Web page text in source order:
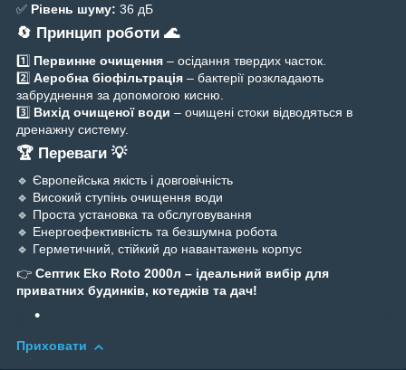
✅ Рівень шуму: 36 дБ
🔄 Принцип роботи 🌊
1️⃣ Первинне очищення – осідання твердих часток.
2️⃣ Аеробна біофільтрація – бактерії розкладають
забруднення за допомогою кисню.
3️⃣ Вихід очищеної води – очищені стоки відводяться в
дренажну систему.
🏆 Переваги 💡
🔹 Європейська якість і довговічність
🔹 Високий ступінь очищення води
🔹 Проста установка та обслуговування
🔹 Енергоефективність та безшумна робота
🔹 Герметичний, стійкий до навантажень корпус
👉 Септик Eko Roto 2000л – ідеальний вибір для
приватних будинків, котеджів та дач!
Приховати